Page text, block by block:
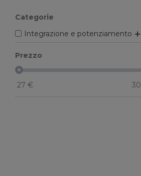
Categorie
Integrazione e potenziamento
Prezzo
27 € 30